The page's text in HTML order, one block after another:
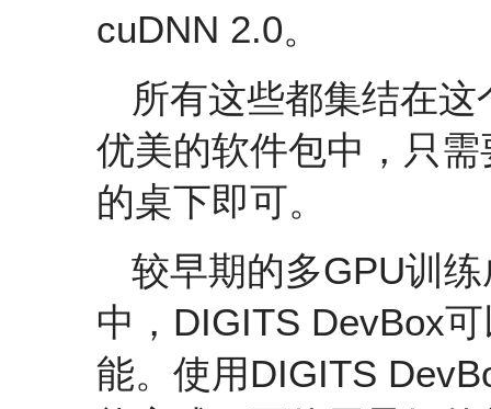
cuDNN 2.0。
所有这些都集结在
优美的软件包中，只
的桌下即可。
较早期的多GPU训
中，DIGITS DevBox
能。使用DIGITS